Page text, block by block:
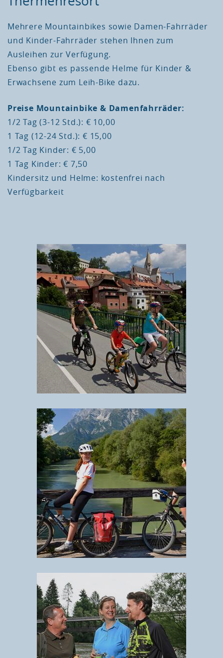
Mehrere Mountainbikes sowie Damen-Fahrräder
und Kinder-Fahrräder stehen Ihnen zum
Ausleihen zur Verfügung.
Ebenso gibt es passende Helme für Kinder &
Erwachsene zum Leih-Bike dazu.
Preise Mountainbike & Damenfahrräder:
1/2 Tag (3-12 Std.): € 10,00
1 Tag (12-24 Std.): € 15,00
1/2 Tag Kinder: € 5,00
1 Tag Kinder: € 7,50
Kindersitz und Helme: kostenfrei nach
Verfügbarkeit